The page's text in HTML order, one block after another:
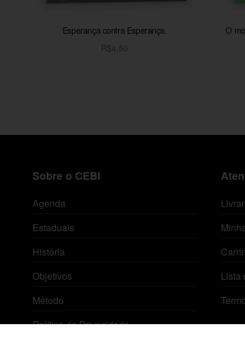
Esperança contra Esperança.
R$4,50
O
Sobre o CEBI
Agenda
Estaduais
História
Objetivos
Método
Política de Privacidade
Lista